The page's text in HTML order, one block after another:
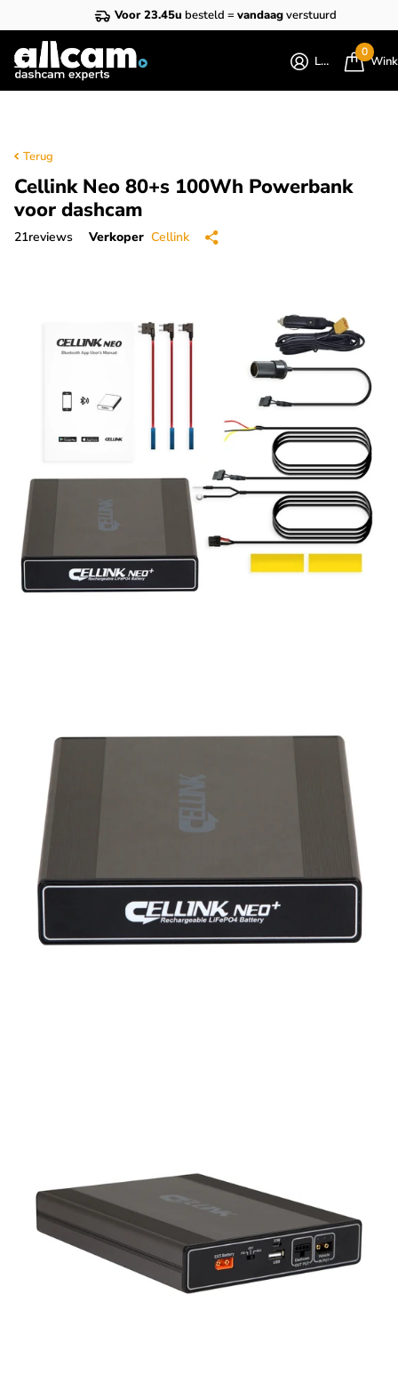
Voor 23.45u besteld = vandaagverstuurd
Login
0
Terug
Cellink Neo 80+s 100Wh Powerbank
voor dashcam
21reviews Verkoper Cellink